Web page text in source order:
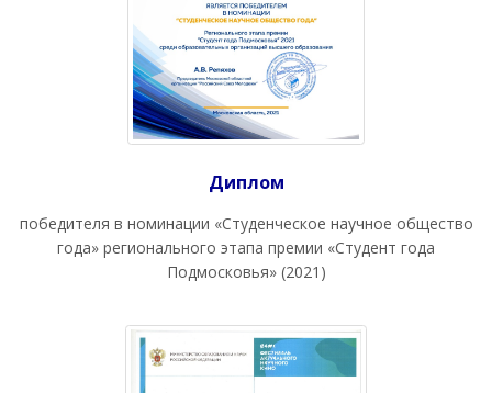
Диплом
победителя в номинации «Студенческое научное общество
года» регионального этапа премии «Студент года
Подмосковья» (2021)